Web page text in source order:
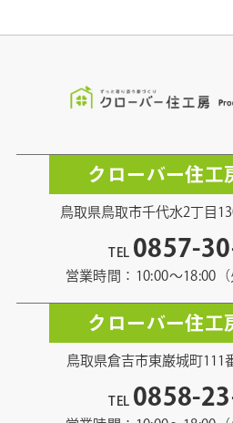
クローバー住工
鳥取県鳥取市千代水2丁目
TEL 0857-
営業時間：10:00〜18:00（
クローバー住工
鳥取県倉吉市東巌城町111
TEL 0858-